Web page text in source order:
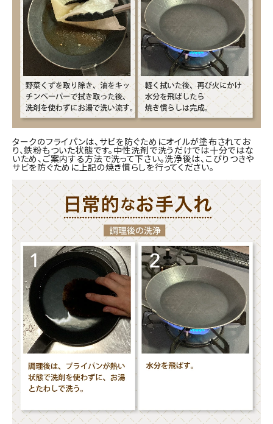
タークのフライパンは、サビを防ぐためにオイルが塗布されてお
り、鉄粉もついた状態です。中性洗剤で洗うだけでは十分ではな
いため、ご案内する方法で洗って下さい。洗浄後は、こびりつきや
サビを防ぐために上記の焼き慣らしを行ってください。